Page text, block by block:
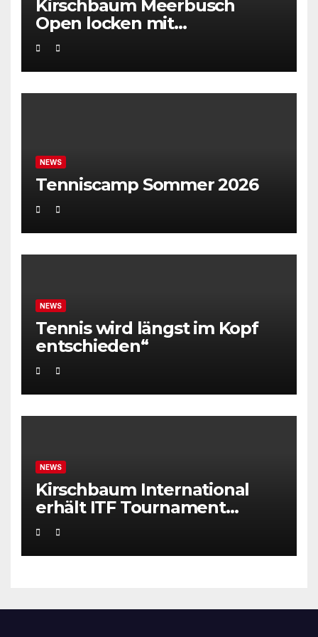
Kirschbaum Meerbusch
Open locken mit
Weltklassetennis
NEWS
Tenniscamp Sommer 2026
NEWS
Tennis wird längst im Kopf
entschieden“
NEWS
Kirschbaum International
erhält ITF Tournament
Recognition Award 2025